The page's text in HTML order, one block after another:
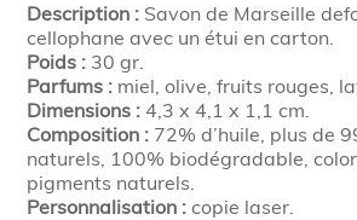
Description : Savon de Marseille
cellophane avec un étui en carton.
Poids : 30 gr.
Parfums : miel, olive, fruits rouges,
Dimensions : 4,3 x 4,1 x 1,1 cm.
Composition : 72% d’huile, plus de
naturels, 100% biodégradable,
pigments naturels.
Personnalisation : copie laser.